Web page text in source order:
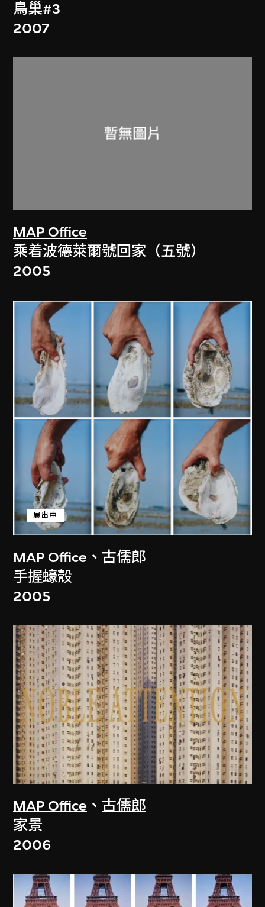
鳥巢#3
2007
MAP Office
乘着波德萊爾號回家（五號）
2005
MAP Office 、 古儒郎
展出中
手握蠔殼
2005
MAP Office 、 古儒郎
家景
2006